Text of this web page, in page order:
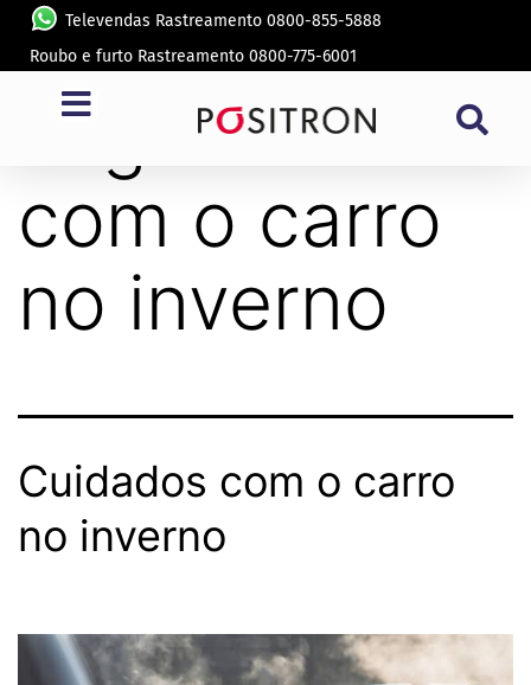
Televendas Rastreamento 0800-855-5888
Roubo e furto Rastreamento 0800-775-6001
Tag:
cuidados
com o carro
no inverno
Cuidados com o carro
no inverno